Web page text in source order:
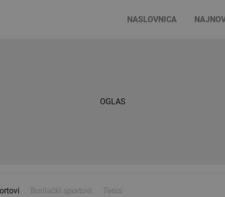
NASLOVNICA
OGLAS
Borilački sportovi Tenis